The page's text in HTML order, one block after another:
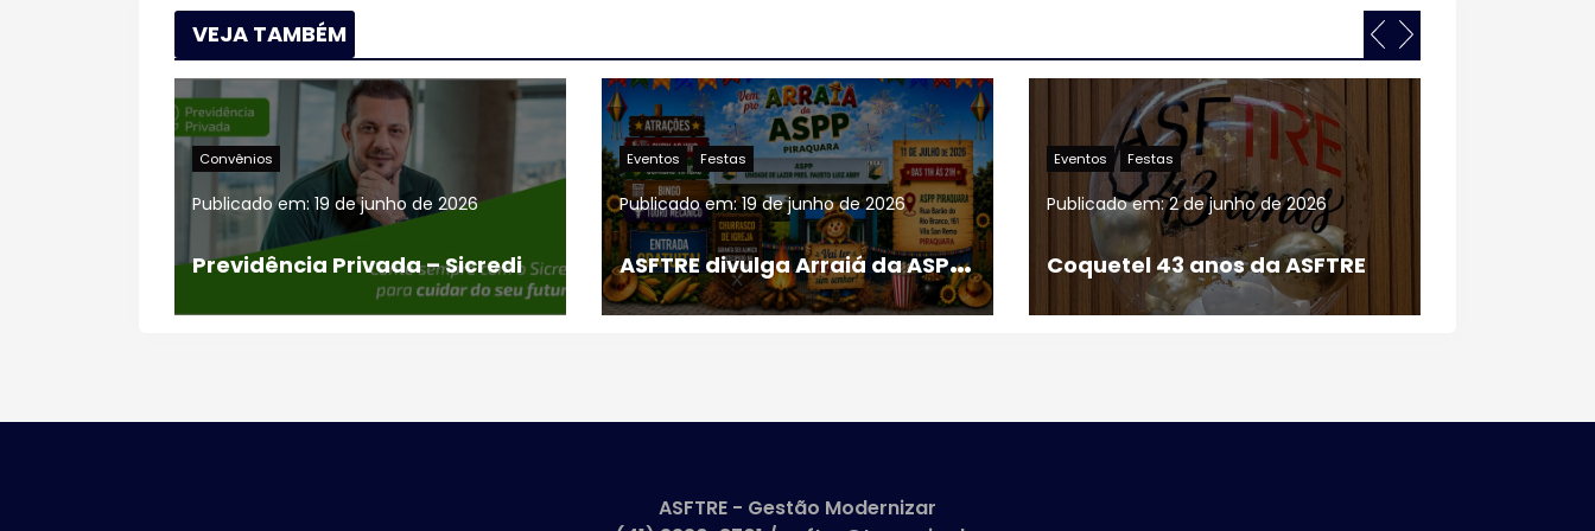
i
n
a
ç
ã
d
p
VEJA TAMBÉM
Eventos Festas
Publicado em:19 de junho de 2026
A
SFTRE divulga Arraiá da ASPP PIRAQUARA 2026
Eventos Festas
Publicado em:2 de junho de 2026
Coquetel 43 anos da ASFTRE
Eventos Festas
Publicado em:26 de maio de 2026
ASFTRE - Gestão Modernizar